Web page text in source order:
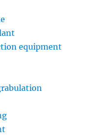
equipment